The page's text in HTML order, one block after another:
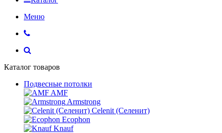
Меню
Каталог товаров
Подвесные потолки
AMF
Armstrong
Celenit (Селенит)
Ecophon
Knauf